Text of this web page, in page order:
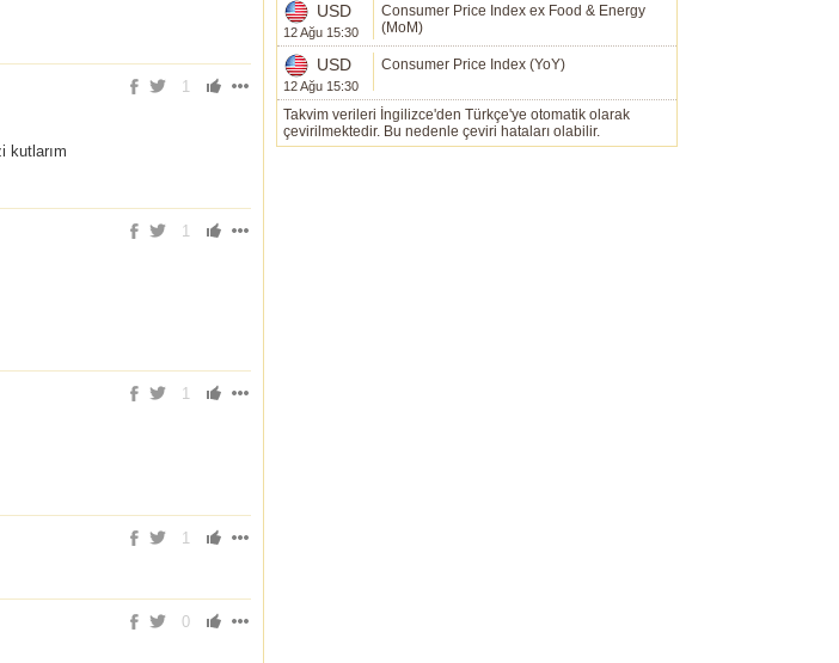
1
kutlarım
1
1
1
0
USD
12 Ağu 15:30
Consumer Price Index ex Food & Energy
(MoM)
USD
12 Ağu 15:30
Consumer Price Index (YoY)
Takvim verileri İngilizce'den Türkçe'ye otomatik olarak
çevirilmektedir. Bu nedenle çeviri hataları olabilir.